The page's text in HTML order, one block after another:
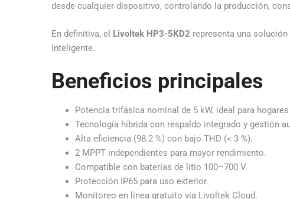
desde cualquier dispositivo, controlando la producción,
En definitiva, el Livoltek HP3-5KD2 representa una
inteligente.
Beneficios principales
Potencia trifásica nominal de 5 kW, ideal para
Tecnología híbrida con respaldo integrado y gestión
Alta eficiencia (98.2 %) con bajo THD (< 3 %).
2 MPPT independientes para mayor rendimiento.
Compatible con baterías de litio 100–700 V.
Protección IP65 para uso exterior.
Monitoreo en línea gratuito vía Livoltek Cloud.